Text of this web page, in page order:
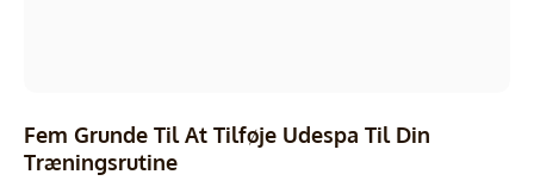
Fem Grunde Til At Tilføje Udespa Til Din
Træningsrutine